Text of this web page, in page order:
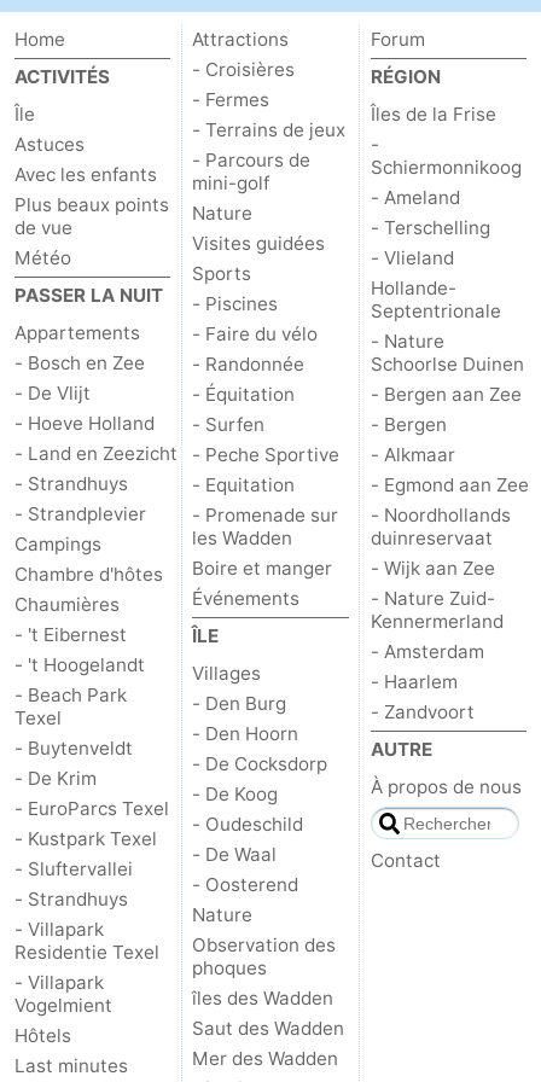
Stationnement
Saut
des
Wadden
Adresses
Médicales
Région
Îles
de
Frise
-
Ameland
-
Terschelling
-
Vlieland
Hollande-
Septentrionale
-
Nature
Schoorlse
Duinen
-
Bergen
aan
Zee
-
Bergen
-
Alkmaar
-
Egmond
aan
Zee
-
Noordhollands
duinreservaat
Wijk
Zee
Zuid-
Kennermerland
Amsterdam
Haarlem
-
Home
ACTIVITÉS
Île
Astuces
Avec les enfants
Plus beaux points
de vue
Météo
PASSER LA NUIT
Appartements
- Bosch en Zee
- De Vlijt
- Hoeve Holland
- Land en Zeezicht
- Strandhuys
- Strandplevier
Campings
Chambre d'hôtes
Chaumières
- 't Eibernest
- 't Hoogelandt
- Beach Park
Texel
- Buytenveldt
- De Krim
- EuroParcs Texel
- Kustpark Texel
- Sluftervallei
- Strandhuys
- Villapark
Residentie Texel
- Villapark
Vogelmient
Hôtels
Last minutes
Attractions
- Croisières
- Fermes
- Terrains de jeux
- Parcours de
mini-golf
Nature
Visites guidées
Sports
- Piscines
- Faire du vélo
- Randonnée
- Équitation
- Surfen
- Peche Sportive
- Equitation
- Promenade sur
les Wadden
Boire et manger
Événements
ÎLE
Villages
- Den Burg
- Den Hoorn
- De Cocksdorp
- De Koog
- Oudeschild
- De Waal
- Oosterend
Nature
Observation des
phoques
îles des Wadden
Saut des Wadden
Mer des Wadden
Forum
RÉGION
Îles de la Frise
-
Schiermonnikoog
- Ameland
- Terschelling
- Vlieland
Hollande-
Septentrionale
- Nature
Schoorlse Duinen
- Bergen aan Zee
- Bergen
- Alkmaar
- Egmond aan Zee
- Noordhollands
duinreservaat
- Wijk aan Zee
- Nature Zuid-
Kennermerland
- Amsterdam
- Haarlem
- Zandvoort
AUTRE
À propos de nous
Contact